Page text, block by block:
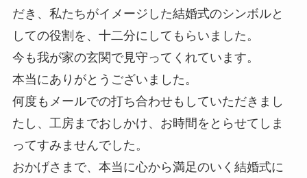
だき、私たちがイメージした結婚式のシンボルと
しての役割を、十二分にしてもらいました。
今も我が家の玄関で見守ってくれています。
本当にありがとうございました。
何度もメールでの打ち合わせもしていただきまし
たし、工房までおしかけ、お時間をとらせてしま
ってすみませんでした。
おかげさまで、本当に心から満足のいく結婚式に